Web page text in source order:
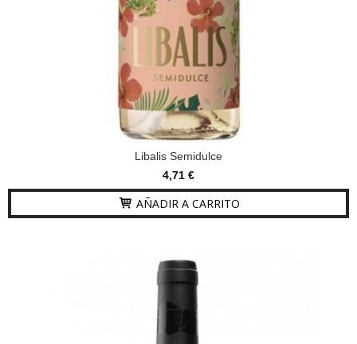
Libalis Semidulce
4,71 €
AÑADIR A CARRITO